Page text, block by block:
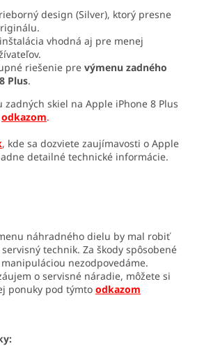
design (Silver), ktorý presne
vhodná aj pre menej
riešenie pre výmenu zadného
Plus.
skiel na Apple iPhone 8 Plus
odkazom.
, kde sa dozviete zaujímavosti o Apple
detailné technické informácie.
náhradného dielu by mal robiť
technik. Za škody spôsobené
nezodpovedáme.
o servisné náradie, môžete si
ponuky pod týmto odkazom